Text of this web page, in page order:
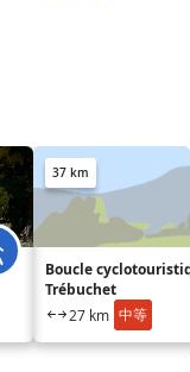
37 km
Boucle
Trébuchet
27 km 中等